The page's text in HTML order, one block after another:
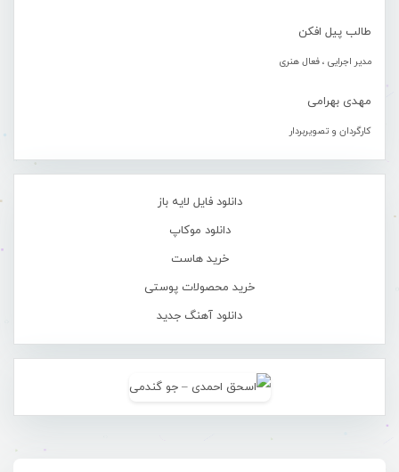
طالب پیل افکن
مدیر اجرایی ، فعال هنری
مهدی بهرامی
کارگردان و تصویربردار
دانلود فایل لایه باز
دانلود موکاپ
خرید هاست
خرید محصولات پوستی
دانلود آهنگ جدید